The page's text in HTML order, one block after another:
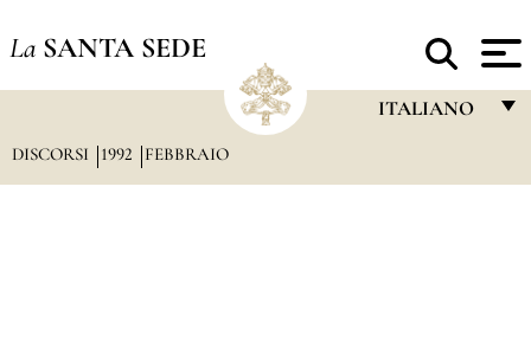
La SANTA SEDE
ITALIANO
DISCORSI 1992 FEBBRAIO